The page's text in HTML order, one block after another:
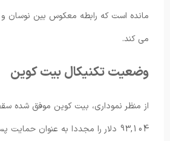
مانده است که رابطه معکوس بین نوسان و
می کند.
وضعیت تکنیکال بیت کوین
از منظر نموداری، بیت کوین موفق شده
93,104 دلار را مجددا به عنوان